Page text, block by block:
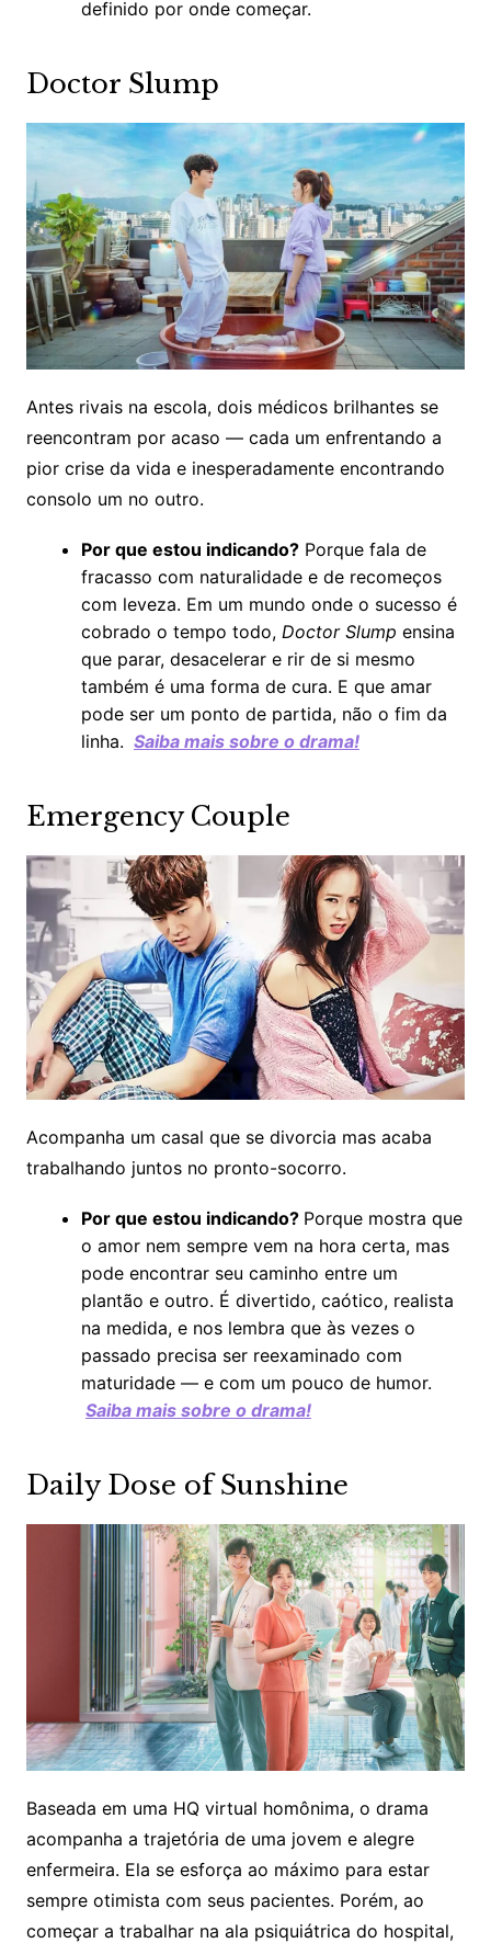
definido por onde começar.
Doctor Slump
Antes rivais na escola, dois médicos brilhantes se
reencontram por acaso — cada um enfrentando a
pior crise da vida e inesperadamente encontrando
consolo um no outro.
Por que estou indicando?Porque fala de
fracasso com naturalidade e de recomeços
com leveza. Em um mundo onde o sucesso é
cobrado o tempo todo, Doctor Slump ensina
que parar, desacelerar e rir de si mesmo
também é uma forma de cura. E que amar
pode ser um ponto de partida, não o fim da
linha. Saiba mais sobre o drama!
Emergency Couple
Acompanha um casal que se divorcia mas acaba
trabalhando juntos no pronto-socorro.
Por que estou indicando? Porque mostra que
o amor nem sempre vem na hora certa, mas
pode encontrar seu caminho entre um
plantão e outro. É divertido, caótico, realista
na medida, e nos lembra que às vezes o
passado precisa ser reexaminado com
maturidade — e com um pouco de humor.
Saiba mais sobre o drama!
Daily Dose of Sunshine
Baseada em uma HQ virtual homônima, o drama
acompanha a trajetória de uma jovem e alegre
enfermeira. Ela se esforça ao máximo para estar
sempre otimista com seus pacientes. Porém, ao
começar a trabalhar na ala psiquiátrica do hospital,